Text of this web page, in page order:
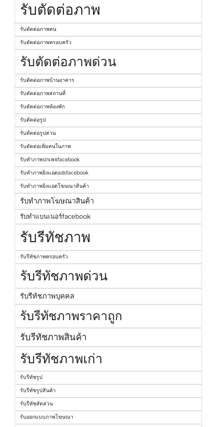
รับตัดต่อภาพ
รับตัดต่อภาพคน
รับตัดต่อภาพครอบครัว
รับตัดต่อภาพด่วน
รับตัดต่อภาพบ้านอาคาร
รับตัดต่อภาพสถานที่
รับตัดต่อภาพห้องพัก
รับตัดต่อรูป
รับตัดต่อรูปด่วน
รับตัดต่อเพิ่มคนในภาพ
รับทำภาพปกเพจfacebook
รับทำภาพยิงแอดadsfacebook
รับทำภาพยิงแอดโฆษณาสินค้า
รับทำภาพโฆษณาสินค้า
รับทำแบนเนอร์facebook
รับรีทัชภาพ
รับรีทัชภาพครอบครัว
รับรีทัชภาพด่วน
รับรีทัชภาพบุคคล
รับรีทัชภาพราคาถูก
รับรีทัชภาพสินค้า
รับรีทัชภาพเก่า
รับรีทัชรูป
รับรีทัชรูปสินค้า
รับรีทัชสัดส่วน
รับออกแบบภาพโฆษณา